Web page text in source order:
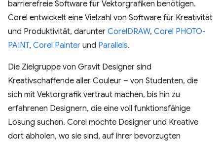
barrierefreie Software für Vektorgrafiken benötigen.
Corel entwickelt eine Vielzahl von Software für Kreativität
und Produktivität, darunter CorelDRAW, Corel PHOTO-
PAINT, Corel Painter und Parallels.
Die Zielgruppe von Gravit Designer sind
Kreativschaffende aller Couleur – von Studenten, die
sich mit Vektorgrafik vertraut machen, bis hin zu
erfahrenen Designern, die eine voll funktionsfähige
Lösung suchen. Corel möchte Designer und Kreative
dort abholen, wo sie sind, auf ihrer bevorzugten